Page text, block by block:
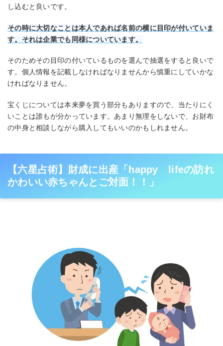
し込むと良いです。
その時に大切なことは本人であれば名前の横に目印が付いていま
す。それは企業でも同様についています。
そのためその目印の付いているものを選んで抽選をすると良いで
す。個人情報を記載しなければなりませんから慎重にしていかな
ければなりません。
宝くじについては本来夢を買う部分もありますので、当たりにく
いことは誰もが分かっています。あまり無理をしないで、お財布
の中身と相談しながら購入してもいいのかもしれません。
【六星占術】財成に出産「happy lifeの訪れ
かわいい赤ちゃんとご対面！！」